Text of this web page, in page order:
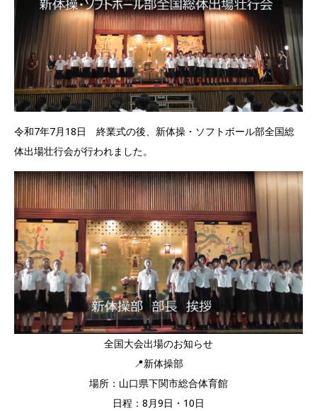
令和7年7月18日 終業式の後、新体操・ソフトボール部全国総
体出場壮行会が行われました。
全国大会出場のお知らせ
📍新体操部
場所：山口県下関市総合体育館
日程：8月9日・10日